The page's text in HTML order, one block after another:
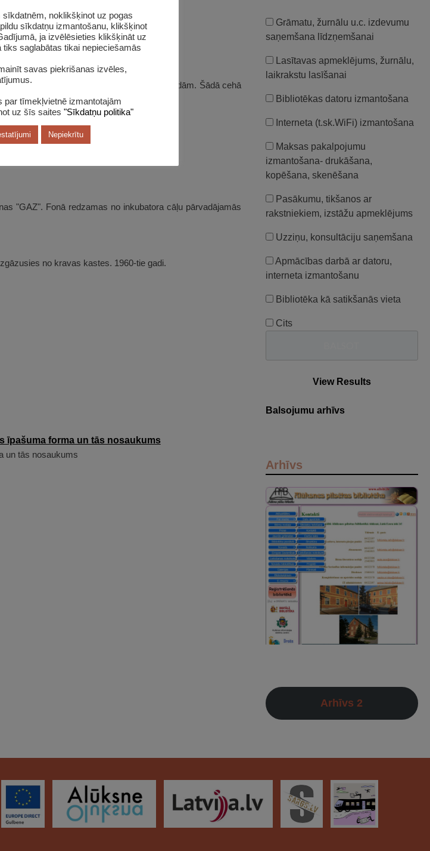
veica ar rokām – arī olu lasīšanu no ligzdām. Šādā cehā
"GAZ". Fonā redzamas no inkubatora cāļu pārvadājamās
no kravas kastes. 1960-tie gadi.
un tās nosaukums
Grāmatu, žurnālu u.c. izdevumu
saņemšana līdzņemšanai
Lasītavas apmeklējums, žurnālu,
laikrakstu lasīšanai
Bibliotēkas datoru izmantošana
Interneta (t.sk.WiFi) izmantošana
Maksas pakalpojumu
izmantošana- drukāšana,
kopēšana, skenēšana
Pasākumu, tikšanos ar
rakstniekiem, izstāžu apmeklējums
Uzziņu, konsultāciju saņemšana
Apmācības darbā ar datoru,
interneta izmantošanu
Bibliotēka kā satikšanās vieta
Cits
View Results
Balsojumu arhīvs
Arhīvs
Arhīvs 2
noklikšķinot uz pogas
sīkdatņu izmantošanu, klikšķinot
ja izvēlēsieties klikšķināt uz
tiks saglabātas tikai nepieciešamās
savas piekrišanas izvēles,
par tīmekļvietnē izmantotajām
uz šīs saites "Sīkdatņu politika"
Nepiekrītu